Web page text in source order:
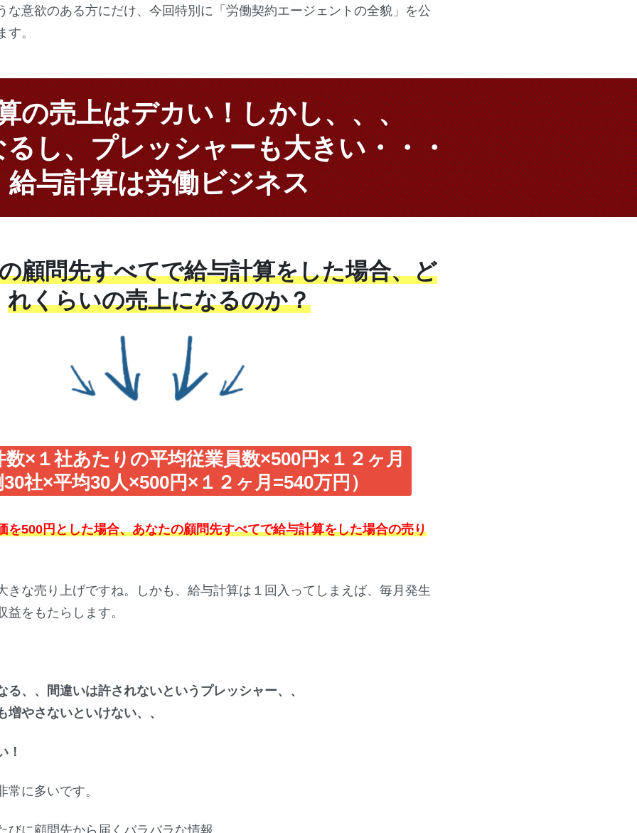
な意欲のある方にだけ、今回特別に「労働契約エージェントの全貌」を公
。
の売上はデカい！しかし、、、
し、プレッシャーも大きい・・・
給与計算は労働ビジネス
顧問先すべてで給与計算をした場合、ど
れくらいの売上になるのか？
数×１社あたりの平均従業員数×500円×１２ヶ月
社×平均30人×500円×１２ヶ月=540万円）
を500円とした場合、あなたの顧問先すべてで給与計算をした場合の売り
きな売り上げですね。しかも、給与計算は１回入ってしまえば、毎月発生
をもたらします。
る、、間違いは許されないというプレッシャー、、
やさないといけない、、
！
に多いです。
びに顧問先から届くバラバラな情報。